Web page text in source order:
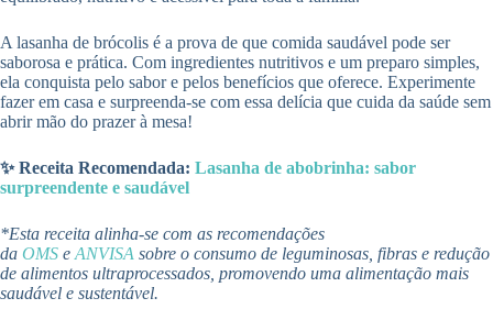
A lasanha de brócolis é a prova de que comida saudável pode ser
saborosa e prática. Com ingredientes nutritivos e um preparo simples,
ela conquista pelo sabor e pelos benefícios que oferece. Experimente
fazer em casa e surpreenda-se com essa delícia que cuida da saúde sem
abrir mão do prazer à mesa!
✨ Receita Recomendada: Lasanha de abobrinha: sabor
surpreendente e saudável
*Esta receita alinha-se com as recomendações
da OMS e ANVISA sobre o consumo de leguminosas, fibras e redução
de alimentos ultraprocessados, promovendo uma alimentação mais
saudável e sustentável.